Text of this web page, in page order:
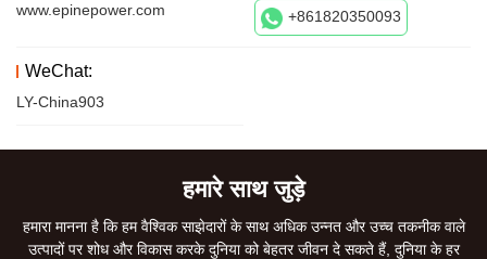
www.epinepower.com +861820350093
WeChat:
LY-China903
हमारे साथ जुड़े
हमारा मानना ​​है कि हम वैश्विक साझेदारों के साथ अधिक उन्नत और उच्च तकनीक वाले
उत्पादों पर शोध और विकास करके दुनिया को बेहतर जीवन दे सकते हैं, दुनिया के हर